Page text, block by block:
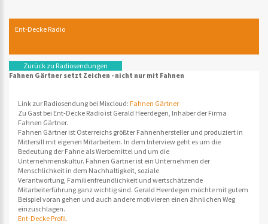
Ent-Decke Radio
Zurück zu Radiosendungen
Fahnen Gärtner setzt Zeichen - nicht nur mit Fahnen
Link zur Radiosendung bei Mixcloud: Fahnen Gärtner
Zu Gast bei Ent-Decke Radio ist Gerald Heerdegen, Inhaber der Firma
Fahnen Gärtner.
Fahnen Gärtner ist Österreichs größter Fahnenhersteller und produziert in
Mittersill mit eigenen Mitarbeitern. In dem Interview geht es um die
Bedeutung der Fahne als Werbemittel und um die
Unternehmenskultur. Fahnen Gärtner ist ein Unternehmen der
Menschlichkeit in dem Nachhaltigkeit, soziale
Verantwortung, Familienfreundlichkeit und wertschätzende
Mitarbeiterführung ganz wichtig sind. Gerald Heerdegen möchte mit gutem
Beispiel voran gehen und auch andere motivieren einen ähnlichen Weg
einzuschlagen.
Ent-Decke Profil.